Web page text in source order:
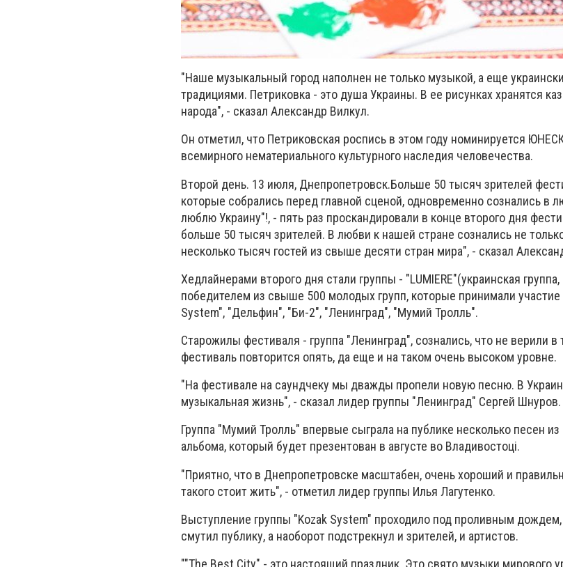
"Наше музыкальный город наполнен не только музыкой, а еще
традициями. Петриковка - это душа Украины. В ее рисунках хранятся
народа", - сказал Александр Вилкул.
Он отметил, что Петриковская роспись в этом году номинируется
всемирного нематериального культурного наследия человечества.
Второй день. 13 июля, Днепропетровск.Больше 50 тысяч зрителей
которые собрались перед главной сценой, одновременно сознались в
люблю Украину"!, - пять раз проскандировали в конце второго дня
больше 50 тысяч зрителей. В любви к нашей стране сознались не
несколько тысяч гостей из свыше десяти стран мира", - сказал
Хедлайнерами второго дня стали группы - "LUMIERE"(украинская группа,
победителем из свыше 500 молодых групп, которые принимали участие
System", "Дельфин", "Би-2", "Ленинград", "Мумий Тролль".
Старожилы фестиваля - группа "Ленинград", сознались, что не верили в
фестиваль повторится опять, да еще и на таком очень высоком уровне.
"На фестивале на саундчеку мы дважды пропели новую песню. В
музыкальная жизнь", - сказал лидер группы "Ленинград" Сергей Шнуров.
Группа "Мумий Тролль" впервые сыграла на публике несколько песен
альбома, который будет презентован в августе во Владивостоці.
"Приятно, что в Днепропетровске масштабен, очень хороший и
такого стоит жить", - отметил лидер группы Илья Лагутенко.
Выступление группы "Kozak System" проходило под проливным дождем,
смутил публику, а наоборот подстрекнул и зрителей, и артистов.
""The Best City" - это настоящий праздник. Это свято музыки мирового